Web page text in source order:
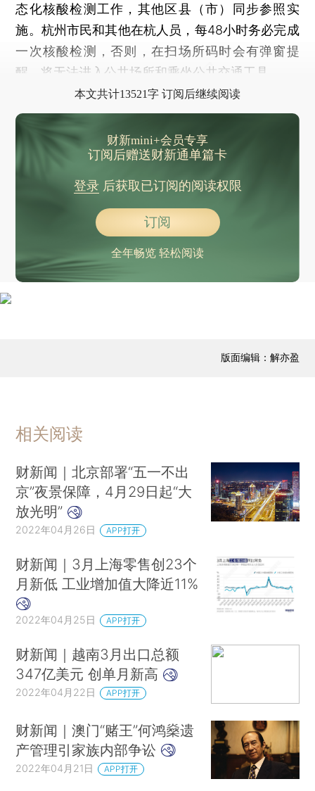
态化核酸检测工作，其他区县（市）同步参照实
施。杭州市民和其他在杭人员，每48小时务必完成
一次核酸检测，否则，在扫场所码时会有弹窗提
醒，将无法进入公共场所和乘坐公共交通工具。
本文共计13521字 订阅后继续阅读
财新mini+会员专享
订阅后赠送财新通单篇卡
登录后获取已订阅的阅读权限
订阅
全年畅览 轻松阅读
版面编辑：解亦盈
相关阅读
财新闻｜北京部署“五一不出
京”夜景保障，4月29日起“大
放光明”
2022年04月26日 APP打开
财新闻｜3月上海零售创23个
月新低 工业增加值大降近11%
2022年04月25日 APP打开
财新闻｜越南3月出口总额
347亿美元 创单月新高
2022年04月22日 APP打开
财新闻｜澳门“赌王”何鸿燊遗
产管理引家族内部争讼
2022年04月21日 APP打开